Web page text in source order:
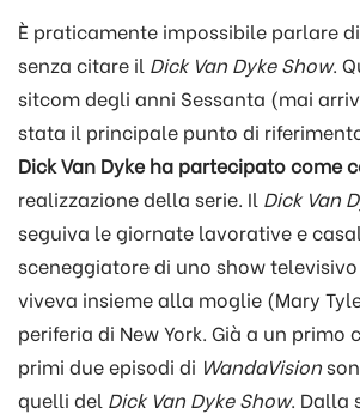
È praticamente impossibile parlare di
senza citare il Dick Van Dyke Show.
sitcom degli anni Sessanta (mai
stata il principale punto di
Dick Van Dyke ha partecipato come
realizzazione della serie. Il Dick Van
seguiva le giornate lavorative e
sceneggiatore di uno show
viveva insieme alla moglie (Mary
periferia di New York. Già a un primo
primi due episodi di WandaVision
quelli del Dick Van Dyke Show. Dalla